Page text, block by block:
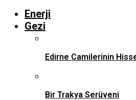
Enerji
Gezi
Edirne Camilerinin
Bir Trakya Serüveni